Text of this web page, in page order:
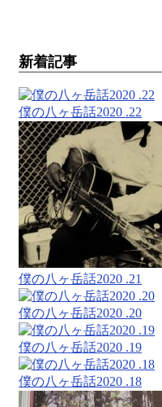
新着記事
僕の八ヶ岳話2020 .22
僕の八ヶ岳話2020 .21
僕の八ヶ岳話2020 .20
僕の八ヶ岳話2020 .19
僕の八ヶ岳話2020 .18